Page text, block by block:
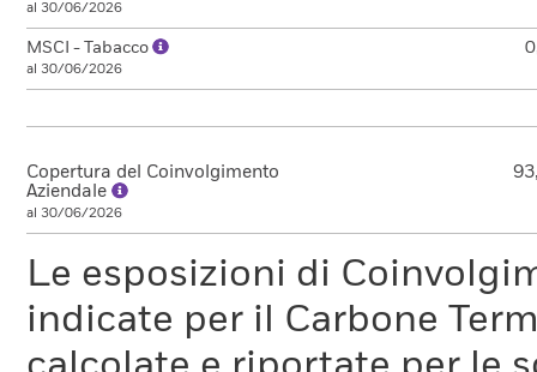
al 30/06/2026
MSCI - Tabacco
al 30/06/2026
Copertura del Coinvolgimento
Aziendale
al 30/06/2026
Le esposizioni di
indicate per il Carbone